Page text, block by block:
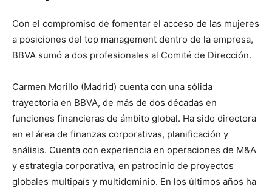
Con el compromiso de fomentar el acceso de las mujeres
a posiciones del top management dentro de la empresa,
BBVA sumó a dos profesionales al Comité de Dirección.
Carmen Morillo (Madrid) cuenta con una sólida
trayectoria en BBVA, de más de dos décadas en
funciones financieras de ámbito global. Ha sido directora
en el área de finanzas corporativas, planificación y
análisis. Cuenta con experiencia en operaciones de M&A
y estrategia corporativa, en patrocinio de proyectos
globales multipaís y multidominio. En los últimos años ha